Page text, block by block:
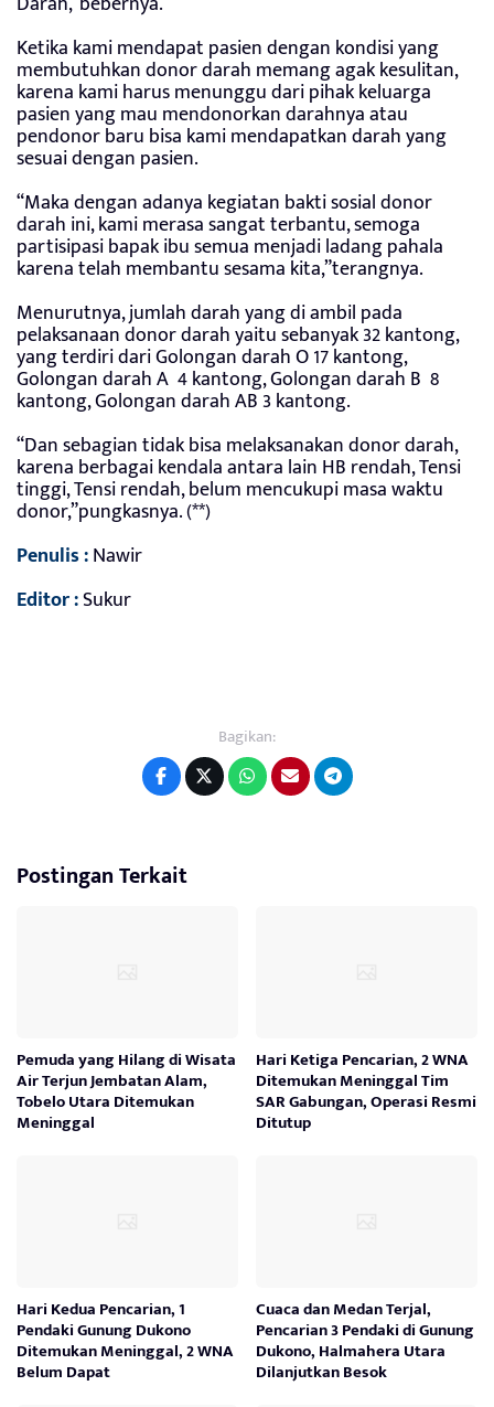
Ketika kami mendapat pasien dengan kondisi yang
membutuhkan donor darah memang agak kesulitan,
karena kami harus menunggu dari pihak keluarga
pasien yang mau mendonorkan darahnya atau
pendonor baru bisa kami mendapatkan darah yang
sesuai dengan pasien.
“Maka dengan adanya kegiatan bakti sosial donor
darah ini, kami merasa sangat terbantu, semoga
partisipasi bapak ibu semua menjadi ladang pahala
karena telah membantu sesama kita,”terangnya.
Menurutnya, jumlah darah yang di ambil pada
pelaksanaan donor darah yaitu sebanyak 32 kantong,
yang terdiri dari Golongan darah O 17 kantong,
Golongan darah A 4 kantong, Golongan darah B 8
kantong, Golongan darah AB 3 kantong.
“Dan sebagian tidak bisa melaksanakan donor darah,
karena berbagai kendala antara lain HB rendah, Tensi
tinggi, Tensi rendah, belum mencukupi masa waktu
donor,”pungkasnya. (**)
Penulis :Nawir
Editor :Sukur
Bagikan:
Postingan Terkait
Pemuda yang Hilang di Wisata
Air Terjun Jembatan Alam,
Tobelo Utara Ditemukan
Meninggal
Hari Ketiga Pencarian, 2 WNA
Ditemukan Meninggal Tim
SAR Gabungan, Operasi Resmi
Ditutup
Hari Kedua Pencarian, 1
Pendaki Gunung Dukono
Ditemukan Meninggal, 2 WNA
Belum Dapat
Cuaca dan Medan Terjal,
Pencarian 3 Pendaki di Gunung
Dukono, Halmahera Utara
Dilanjutkan Besok